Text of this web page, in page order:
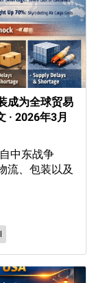
成为全球贸易
· 2026年3月
中东战争
流、包装以及